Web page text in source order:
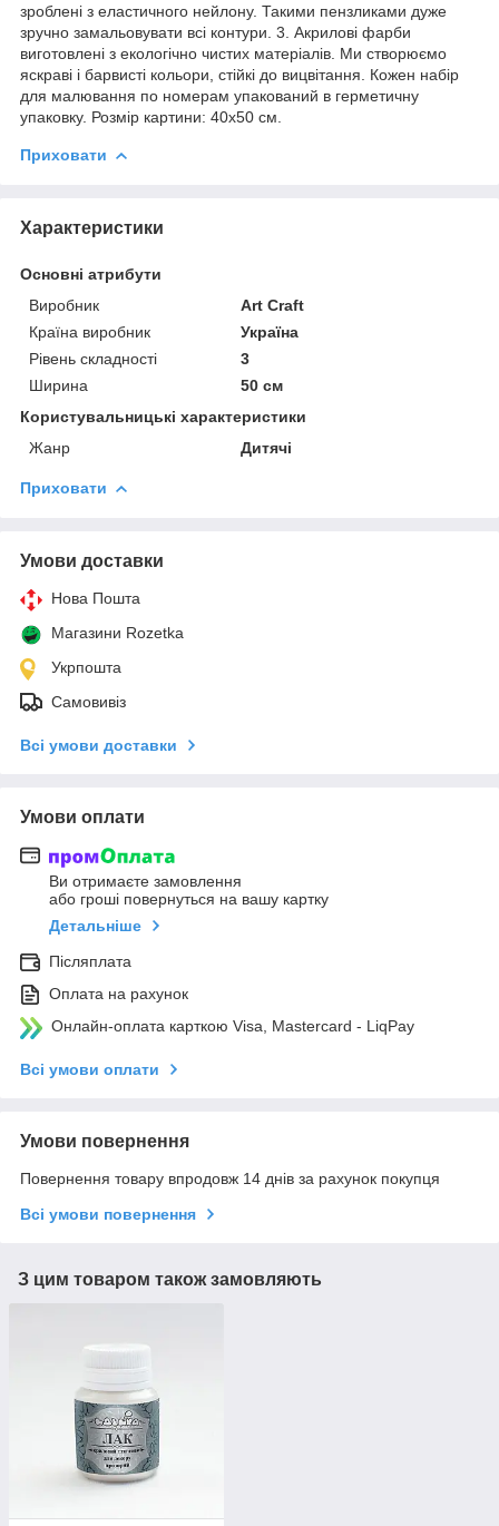
зроблені з еластичного нейлону. Такими пензликами дуже
зручно замальовувати всі контури. 3. Акрилові фарби
виготовлені з екологічно чистих матеріалів. Ми створюємо
яскраві і барвисті кольори, стійкі до вицвітання. Кожен набір
для малювання по номерам упакований в герметичну
упаковку. Розмір картини: 40х50 см.
Приховати
Характеристики
Основні атрибути
Виробник
Art Craft
Країна виробник
Україна
Рівень складності
3
Ширина
50 см
Користувальницькі характеристики
Жанр
Дитячі
Приховати
Умови доставки
Нова Пошта
Магазини Rozetka
Укрпошта
Самовивіз
Всі умови доставки
Умови оплати
Ви отримаєте замовлення
або гроші повернуться на вашу картку
Детальніше
Післяплата
Оплата на рахунок
Онлайн-оплата карткою Visa, Mastercard - LiqPay
Всі умови оплати
Умови повернення
Повернення товару впродовж 14 днів за рахунок покупця
Всі умови повернення
З цим товаром також замовляють